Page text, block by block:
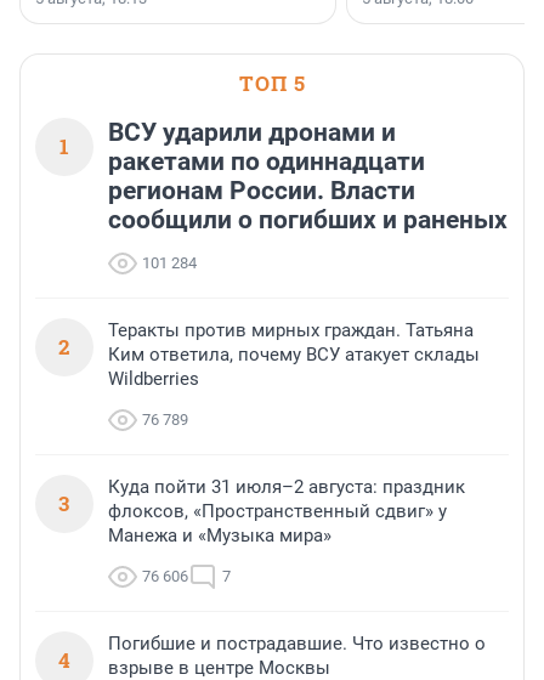
ТОП 5
1
ВСУ ударили дронами и
ракетами по одиннадцати
регионам России. Власти
сообщили о погибших и раненых
101 284
2
Теракты против мирных граждан. Татьяна
Ким ответила, почему ВСУ атакует склады
Wildberries
76 789
3
Куда пойти 31 июля–2 августа: праздник
флоксов, «Пространственный сдвиг» у
Манежа и «Музыка мира»
76 606 7
4
Погибшие и пострадавшие. Что известно о
взрыве в центре Москвы